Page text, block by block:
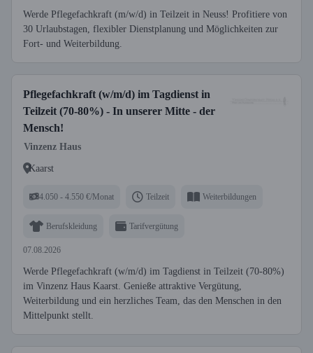
Werde Pflegefachkraft (m/w/d) in Teilzeit in Neuss! Profitiere von
30 Urlaubstagen, flexibler Dienstplanung und Möglichkeiten zur
Fort- und Weiterbildung.
Pflegefachkraft (w/m/d) im Tagdienst in
Teilzeit (70-80%) - In unserer Mitte - der
Mensch!
Vinzenz Haus
Kaarst
4.050 - 4.550 €/Monat Teilzeit Weiterbildungen
Berufskleidung Tarifvergütung
07.08.2026
Werde Pflegefachkraft (w/m/d) im Tagdienst in Teilzeit (70-80%)
im Vinzenz Haus Kaarst. Genieße attraktive Vergütung,
Weiterbildung und ein herzliches Team, das den Menschen in den
Mittelpunkt stellt.